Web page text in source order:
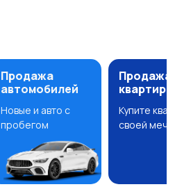
Продажа
автомобилей
Новые и авто с
пробегом
Продажа
квартир
Купите
своей